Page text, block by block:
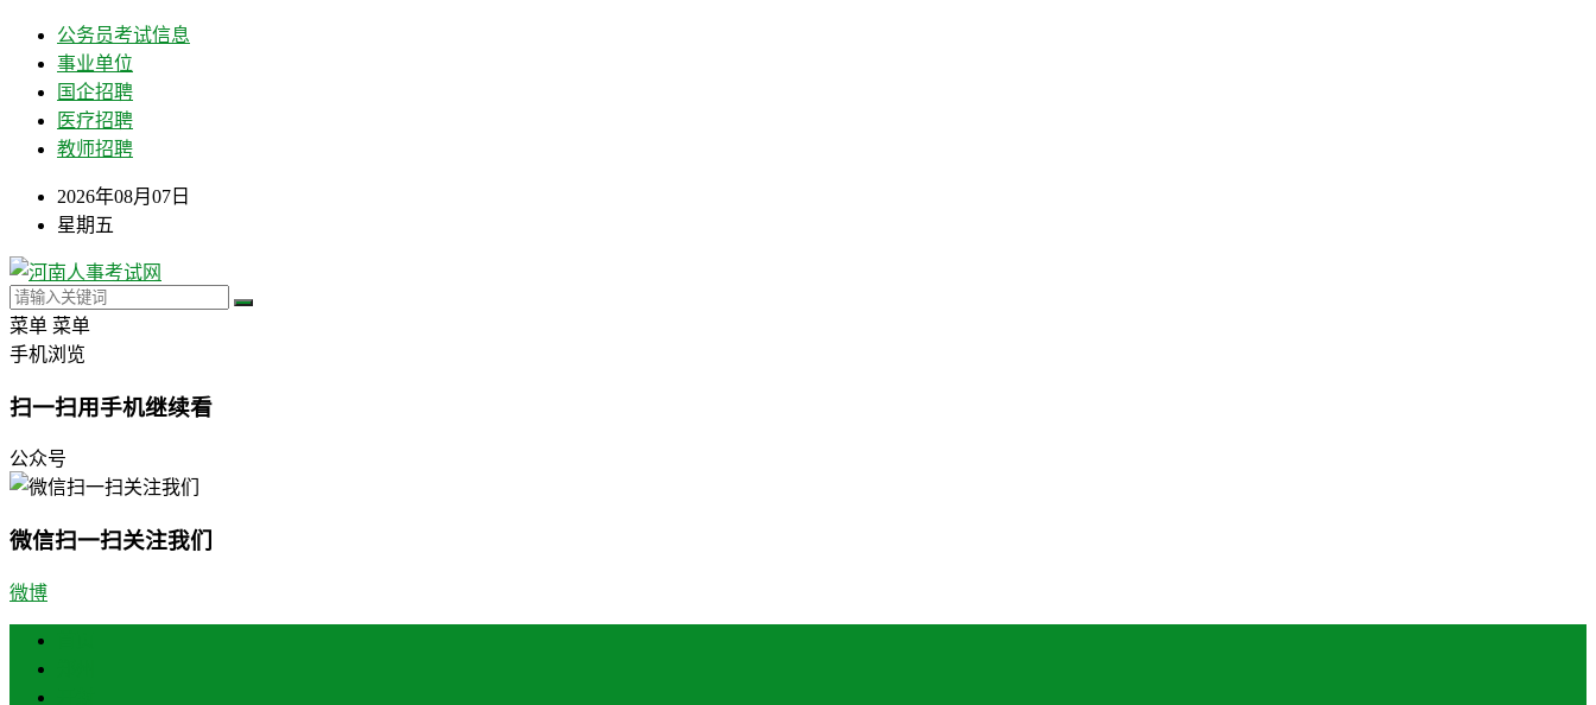
公务员考试信息
事业单位
国企招聘
医疗招聘
教师招聘
2026年08月07日
星期五
菜单 菜单
手机浏览
扫一扫用手机继续看
公众号
微信扫一扫关注我们
微博